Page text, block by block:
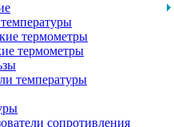
термометры
термометры
температуры
сопротивления